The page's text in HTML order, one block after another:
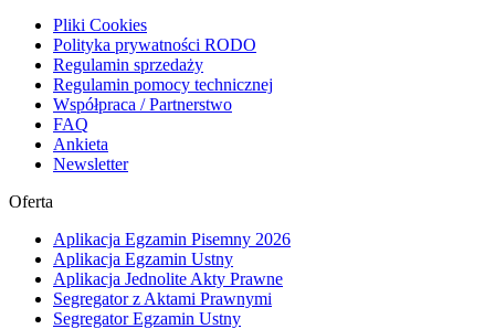
Pliki Cookies
Polityka prywatności RODO
Regulamin sprzedaży
Regulamin pomocy technicznej
Współpraca / Partnerstwo
FAQ
Ankieta
Newsletter
Oferta
Aplikacja Egzamin Pisemny 2026
Aplikacja Egzamin Ustny
Aplikacja Jednolite Akty Prawne
Segregator z Aktami Prawnymi
Segregator Egzamin Ustny